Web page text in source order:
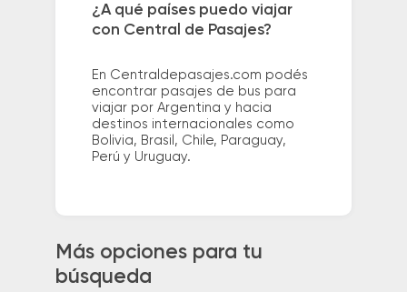
¿A qué países puedo viajar
con Central de Pasajes?
En Centraldepasajes.com podés
encontrar pasajes de bus para
viajar por Argentina y hacia
destinos internacionales como
Bolivia, Brasil, Chile, Paraguay,
Perú y Uruguay.
Más opciones para tu
búsqueda